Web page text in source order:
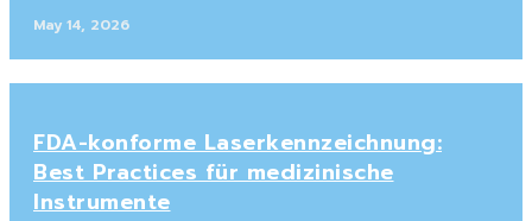
May 14, 2026
FDA-konforme Laserkennzeichnung:
Best Practices für medizinische
Instrumente